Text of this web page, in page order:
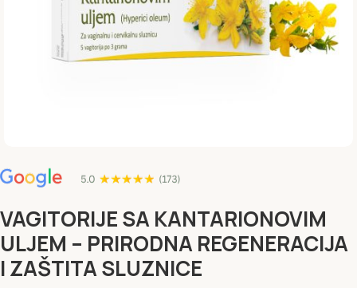
VAGITORIJE SA KANTARIONOVIM
ULJEM – PRIRODNA REGENERACIJA
I ZAŠTITA SLUZNICE